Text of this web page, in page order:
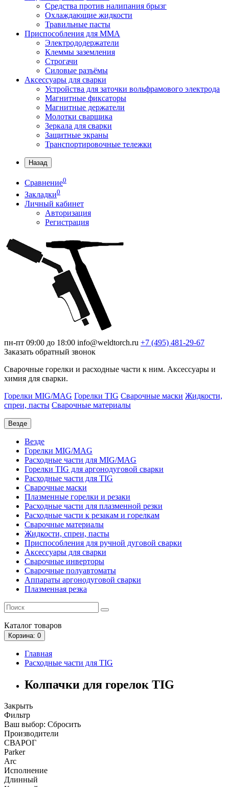
Средства против налипания брызг
Охлаждающие жидкости
Травильные пасты
Приспособления для ММА
Электрододержатели
Клеммы заземления
Строгачи
Силовые разъёмы
Аксессуары для сварки
Устройства для заточки вольфрамового электрода
Магнитные фиксаторы
Магнитные держатели
Молотки сварщика
Зеркала для сварки
Защитные экраны
Транспортировочные тележки
Назад
Сравнение0
Закладки0
Личный кабинет
Авторизация
Регистрация
пн-пт 09:00 до 18:00 info@weldtorch.ru +7 (495) 481-29-67
Заказать обратный звонок
Сварочные горелки и расходные части к ним. Аксессуары и
химия для сварки.
Горелки MIG/MAG Горелки TIG Сварочные маски Жидкости,
спреи, пасты Сварочные материалы
Везде
Везде
Горелки MIG/MAG
Расходные части для MIG/MAG
Горелки TIG для аргонодуговой сварки
Расходные части для TIG
Сварочные маски
Плазменные горелки и резаки
Расходные части для плазменной резки
Расходные части к резакам и горелкам
Сварочные материалы
Жидкости, спреи, пасты
Приспособления для ручной дуговой сварки
Аксессуары для сварки
Сварочные инверторы
Сварочные полуавтоматы
Аппараты аргонодуговой сварки
Плазменная резка
Каталог товаров
Корзина: 0
Главная
Расходные части для TIG
Колпачки для горелок TIG
Закрыть
Фильтр
Ваш выбор: Сбросить
Производители
СВАРОГ
Parker
Arc
Исполнение
Длинный